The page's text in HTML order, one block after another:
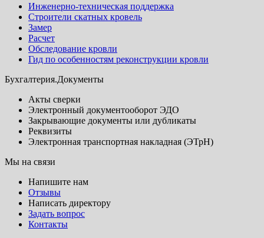
Инженерно-техническая поддержка
Строители скатных кровель
Замер
Расчет
Обследование кровли
Гид по особенностям реконструкции кровли
Бухгалтерия.Документы
Акты сверки
Электронный документооборот ЭДО
Закрывающие документы или дубликаты
Реквизиты
Электронная транспортная накладная (ЭТрН)
Мы на связи
Напишите нам
Отзывы
Написать директору
Задать вопрос
Контакты